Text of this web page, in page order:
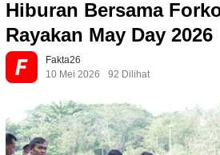
Hiburan Bersama
Rayakan May Day 2026
Fakta26
10 Mei 2026
92 Dilihat